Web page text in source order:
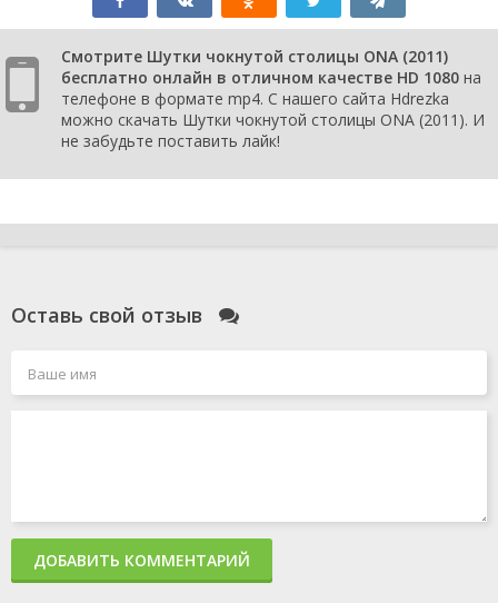
Смотрите Шутки чокнутой столицы ONA (2011)
бесплатно онлайн в отличном качестве HD 1080 на
телефоне в формате mp4. С нашего сайта Hdrezka
можно скачать Шутки чокнутой столицы ONA (2011). И
не забудьте поставить лайк!
Оставь свой отзыв
ДОБАВИТЬ КОММЕНТАРИЙ